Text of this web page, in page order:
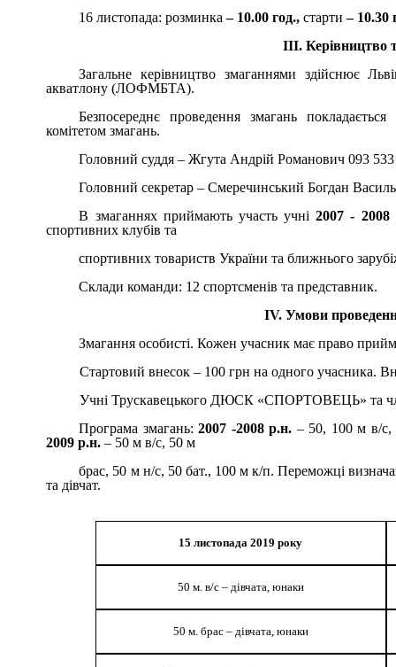
16 листопада: розминка – 10.00 год.,старти– 10.30
III. Керівництво
Загальне керівництво змаганнями здійснює
акватлону (ЛОФМБТА).
Безпосереднє проведення змагань
комітетом змагань.
Головний суддя – Жгута Андрій Романович 093
Головний секретар – Смеречинський Богдан
В змаганнях приймають участь учні2007 - 2008
спортивних клубів та
спортивних товариств України та ближнього
Склади команди: 12 спортсменів та представник.
IV. Умови
Змагання особисті. Кожен учасник має право
Стартовий внесок – 100 грн на одного учасника.
Учні Трускавецького ДЮСК «СПОРТОВЕЦЬ» та
Програма змагань:2007 -2008 р.н. – 50, 100 м в/с,
2009 р.н.– 50 м в/с, 50 м
брас, 50 м н/с, 50 бат., 100 м к/п. Переможці
та дівчат.
15 листопада 2019 року
50 м. в/с – дівчата, юнаки
50 м. брас – дівчата, юнаки